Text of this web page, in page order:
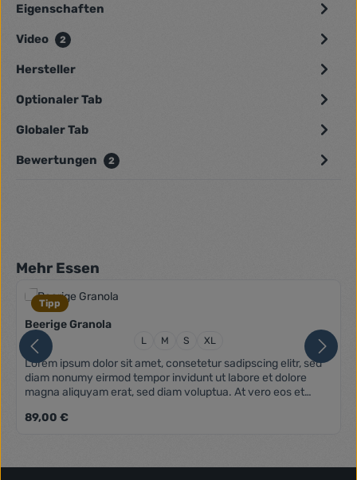
Eigenschaften
Video 2
Hersteller
Optionaler Tab
Globaler Tab
Bewertungen 2
Produktgalerie überspringen
Mehr Essen
Tipp
Beerige Granola
Größe: L M S XL
Lorem ipsum dolor sit amet, consetetur sadipscing elitr, sed
diam nonumy eirmod tempor invidunt ut labore et dolore
magna aliquyam erat, sed diam voluptua. At vero eos et
gubergren, no sea takimata sanctus est Lorem ipsum dolor
Regulärer Preis:
89,00 €